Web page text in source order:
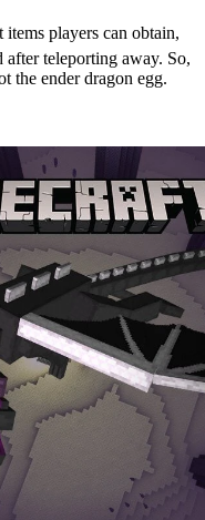
items players can obtain,
teleporting away. So,
the ender dragon egg.